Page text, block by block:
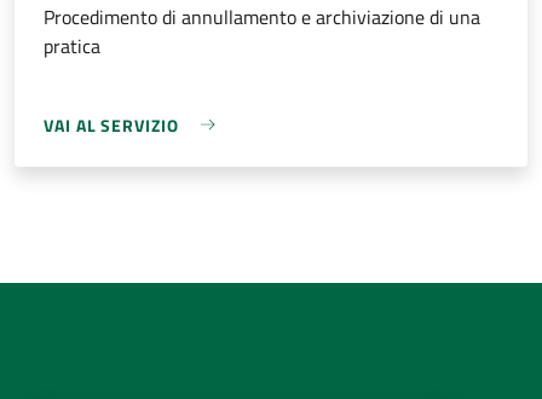
Procedimento di annullamento e archiviazione di una
pratica
VAI AL SERVIZIO